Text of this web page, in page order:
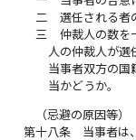
二
選任される者
三
仲裁人の数を
人の仲裁人が選
当事者双方の国
当かどうか。
（忌避の原因等）
第十八条
当事者は